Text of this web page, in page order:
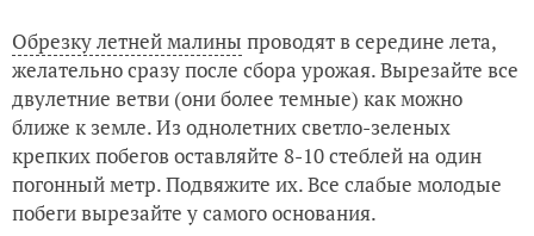
Обрезку летней малины проводят в середине лета,
желательно сразу после сбора урожая. Вырезайте все
двулетние ветви (они более темные) как можно
ближе к земле. Из однолетних светло-зеленых
крепких побегов оставляйте 8-10 стеблей на один
погонный метр. Подвяжите их. Все слабые молодые
побеги вырезайте у самого основания.